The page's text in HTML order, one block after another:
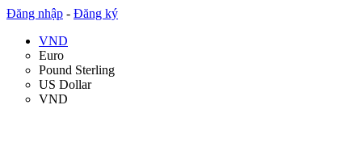
Đăng nhập - Đăng ký
VND
Euro
Pound Sterling
US Dollar
VND